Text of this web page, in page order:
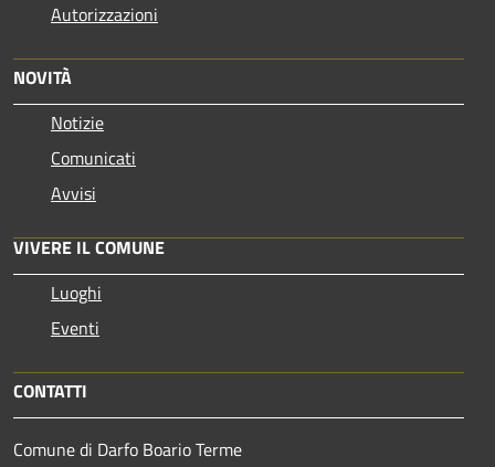
Autorizzazioni
NOVITÀ
Notizie
Comunicati
Avvisi
VIVERE IL COMUNE
Luoghi
Eventi
CONTATTI
Comune di Darfo Boario Terme